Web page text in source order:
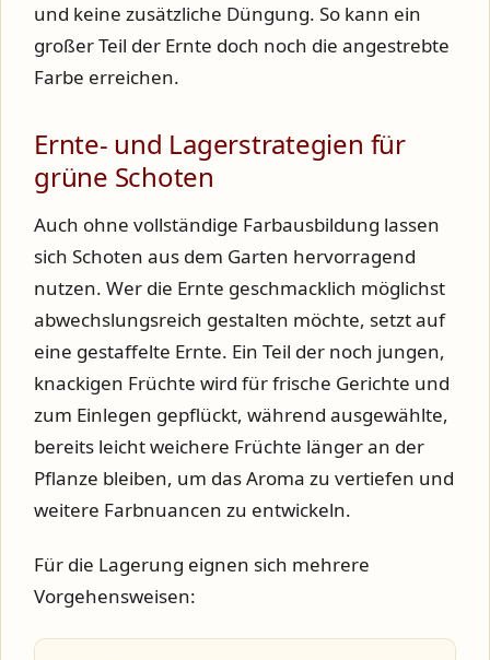
und keine zusätzliche Düngung. So kann ein
großer Teil der Ernte doch noch die angestrebte
Farbe erreichen.
Ernte- und Lagerstrategien für
grüne Schoten
Auch ohne vollständige Farbausbildung lassen
sich Schoten aus dem Garten hervorragend
nutzen. Wer die Ernte geschmacklich möglichst
abwechslungsreich gestalten möchte, setzt auf
eine gestaffelte Ernte. Ein Teil der noch jungen,
knackigen Früchte wird für frische Gerichte und
zum Einlegen gepflückt, während ausgewählte,
bereits leicht weichere Früchte länger an der
Pflanze bleiben, um das Aroma zu vertiefen und
weitere Farbnuancen zu entwickeln.
Für die Lagerung eignen sich mehrere
Vorgehensweisen: